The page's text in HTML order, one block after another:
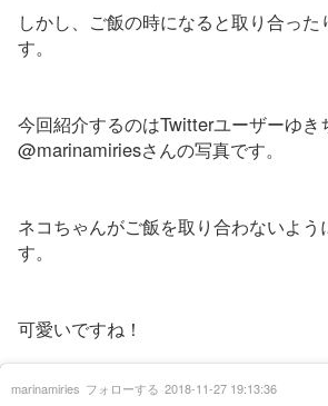
しかし、ご飯の時になると取り合った
す。
今回紹介するのはTwitterユーザーゆき
@marinamiriesさんの写真です。
ネコちゃんがご飯を取り合わないよう
す。
可愛いですね！
marinamiries フォローする 2018-11-27 19:13:36